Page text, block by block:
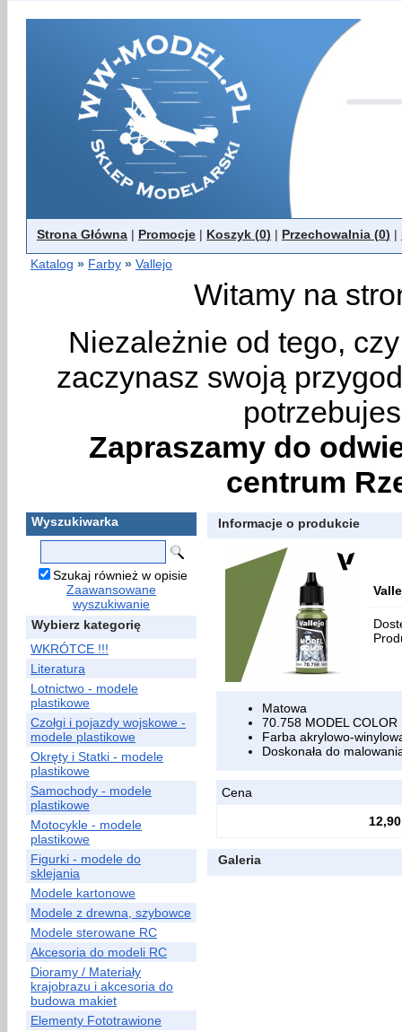
Strona Główna | Promocje | Koszyk (0) | Przechowalnia (0) |
Katalog » Farby » Vallejo
Witamy na
Niezależnie od tego,
zaczynasz swoją
Zapraszamy do
centrum
Wyszukiwarka
Szukaj również w opisie
Zaawansowane
wyszukiwanie
Wybierz kategorię
WKRÓTCE !!!
Literatura
Lotnictwo - modele
plastikowe
Czołgi i pojazdy wojskowe -
modele plastikowe
Okręty i Statki - modele
plastikowe
Samochody - modele
plastikowe
Motocykle - modele
plastikowe
Figurki - modele do
sklejania
Modele kartonowe
Modele z drewna, szybowce
Modele sterowane RC
Akcesoria do modeli RC
Dioramy / Materiały
krajobrazu i akcesoria do
budowa makiet
Elementy Fototrawione
Informacje o produkcie
Matowa
70.758 MODEL COLOR
Farba akrylowo-
Doskonała do
Cena
12,90
Galeria